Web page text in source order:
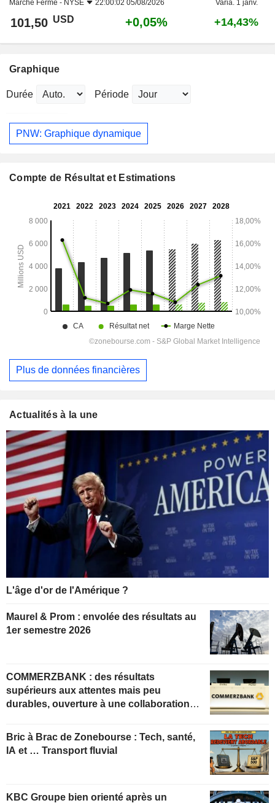
Marché Fermé - NYSE 22:00:02 05/08/2026 Varia. 1 janv.
101,50 USD +0,05% +14,43%
Graphique
Durée Période
PNW: Graphique dynamique
Compte de Résultat et Estimations
Plus de données financières
Actualités à la une
L'âge d'or de l'Amérique ?
Maurel & Prom : envolée des résultats au
1er semestre 2026
COMMERZBANK : des résultats
supérieurs aux attentes mais peu
durables, ouverture à une collaboration
Bric à Brac de Zonebourse : Tech, santé,
IA et … Transport fluvial
KBC Groupe bien orienté après un